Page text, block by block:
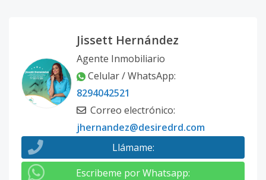
Jissett Hernández
Agente Inmobiliario
Celular / WhatsApp:
8294042521
Correo electrónico:
jhernandez@desiredrd.com
Llámame:
Escribeme por Whatsapp: